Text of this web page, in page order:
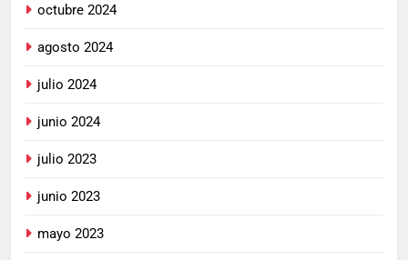
octubre 2024
agosto 2024
julio 2024
junio 2024
julio 2023
junio 2023
mayo 2023